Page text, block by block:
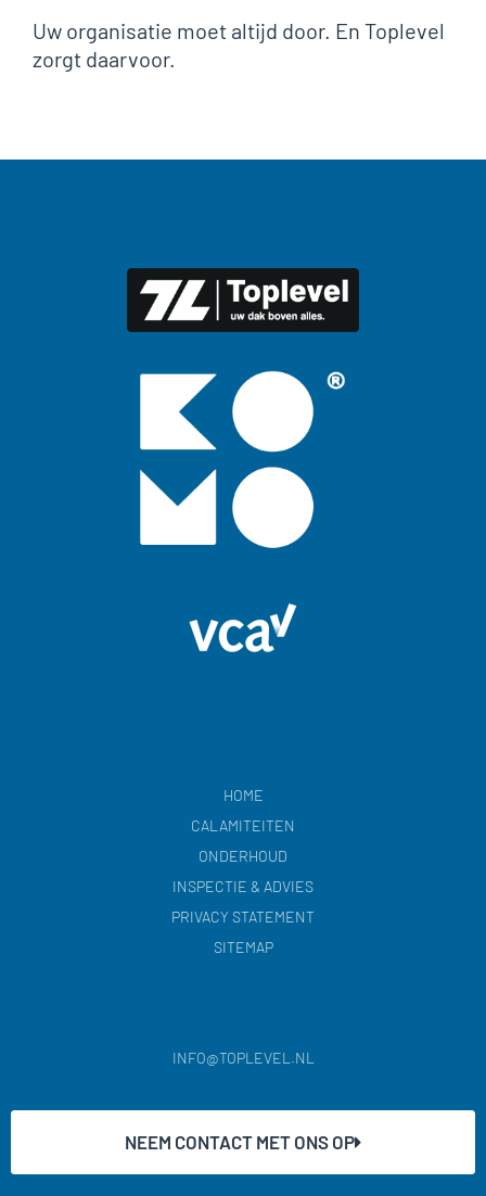
Uw organisatie moet altijd door. En Toplevel
zorgt daarvoor.
HOME
CALAMITEITEN
ONDERHOUD
INSPECTIE & ADVIES
PRIVACY STATEMENT
SITEMAP
INFO@TOPLEVEL.NL
NEEM CONTACT MET ONS OP